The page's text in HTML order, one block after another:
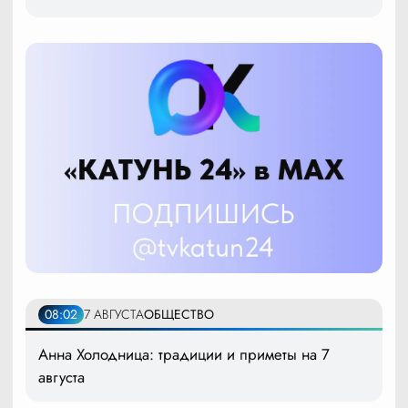
08:02 7 АВГУСТАОБЩЕСТВО
Анна Холодница: традиции и приметы на 7
августа